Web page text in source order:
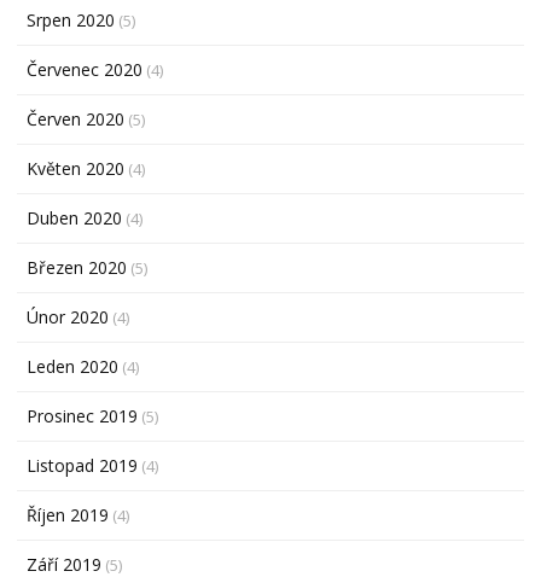
Srpen 2020 (5)
Červenec 2020 (4)
Červen 2020 (5)
Květen 2020 (4)
Duben 2020 (4)
Březen 2020 (5)
Únor 2020 (4)
Leden 2020 (4)
Prosinec 2019 (5)
Listopad 2019 (4)
Říjen 2019 (4)
Září 2019 (5)